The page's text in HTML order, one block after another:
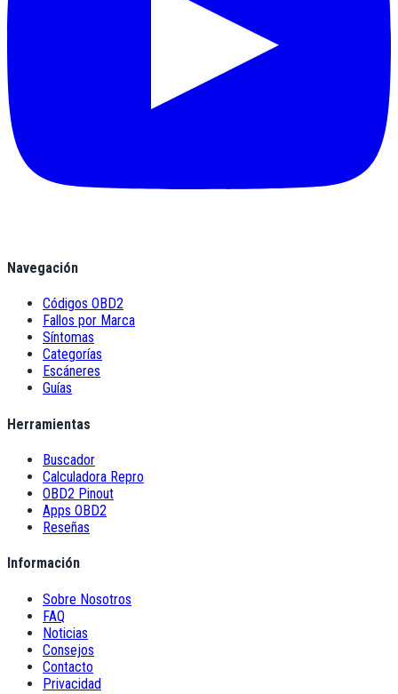
Navegación
Códigos OBD2
Fallos por Marca
Síntomas
Categorías
Escáneres
Guías
Herramientas
Buscador
Calculadora Repro
OBD2 Pinout
Apps OBD2
Reseñas
Información
Sobre Nosotros
FAQ
Noticias
Consejos
Contacto
Privacidad